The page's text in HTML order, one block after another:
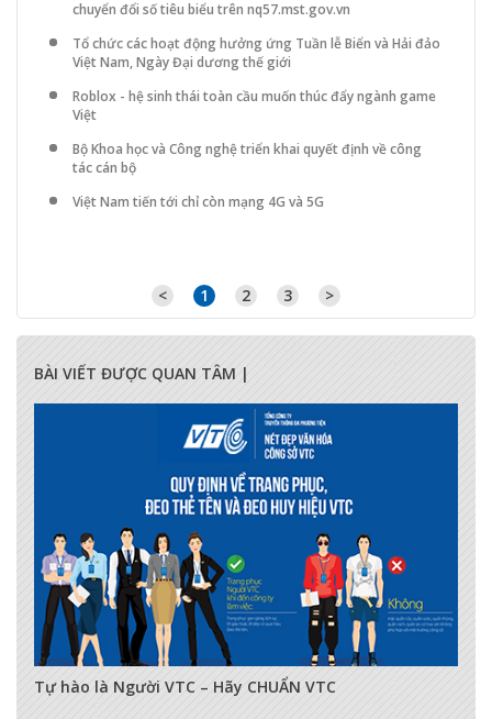
chuyển đổi số tiêu biểu trên nq57.mst.gov.vn
Tổ chức các hoạt động hưởng ứng Tuần lễ Biển và Hải đảo
Việt Nam, Ngày Đại dương thế giới
Roblox - hệ sinh thái toàn cầu muốn thúc đẩy ngành game
Việt
Bộ Khoa học và Công nghệ triển khai quyết định về công
tác cán bộ
Việt Nam tiến tới chỉ còn mạng 4G và 5G
< 1 2 3 >
BÀI VIẾT ĐƯỢC QUAN TÂM |
Tự hào là Người VTC – Hãy CHUẨN VTC